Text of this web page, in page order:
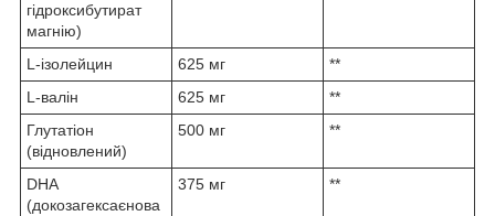
гідроксибутират
магнію)
L-ізолейцин 625 мг
**
L-валін
625 мг
**
Глутатіон
(відновлений)
500 мг **
DHA
(докозагексаєнова
375 мг **